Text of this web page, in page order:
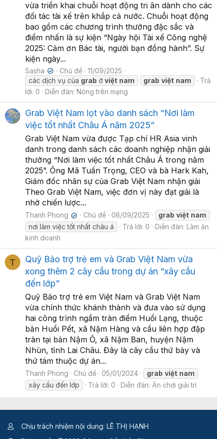
vừa triển khai chuỗi hoạt động tri ân dành cho các
đối tác tài xế trên khắp cả nước. Chuỗi hoạt động
bao gồm các chương trình thưởng đặc sắc và
điểm nhấn là sự kiện “Ngày hội Tài xế Công nghệ
2025: Cảm ơn Bác tài, người bạn đồng hành”. Sự
kiện ngày...
Sasha ✔ Chủ đề
11/09/2025
các dịch vụ của grab ở việt nam grab việt nam
Trả
lời: 0
Diễn đàn: Nóng trên mạng
Grab Việt Nam lọt vào danh sách “Nơi làm
việc tốt nhất Châu Á năm 2025”
Grab Việt Nam vừa được Tạp chí HR Asia vinh
danh trong danh sách các doanh nghiệp nhận giải
thưởng “Nơi làm việc tốt nhất Châu Á trong năm
2025”. Ông Mã Tuấn Trọng, CEO và bà Hark Kah,
Giám đốc nhân sự của Grab Việt Nam nhận giải
Theo Grab Việt Nam, việc đơn vị này đạt giải là
nhờ chiến lược...
Thanh Phong ✔ Chủ đề 08/09/2025 grab việt nam
nơi làm việc tốt nhất châu á
Trả lời: 0 Diễn đàn: Làm ăn
kinh doanh
T
Quỹ Bảo trợ trẻ em và Grab Việt Nam vừa
xong thêm 2 cây cầu trong dự án “xây cầu
đến lớp”
Quỹ Bảo trợ trẻ em Việt Nam và Grab Việt Nam
vừa chính thức khánh thành và đưa vào sử dụng
hai công trình ngầm tràn điểm Huổi Lạng, thuộc
bản Huổi Pết, xã Nậm Hàng và cầu liên hợp đập
tràn tại bản Nậm Ô, xã Nậm Ban, huyện Nậm
Nhùn, tỉnh Lai Châu. Đây là cây cầu thứ bảy và
thứ tám thuộc dự án...
Thanh Phong Chủ đề 05/01/2024 grab việt nam
xây cầu đến lớp
Trả lời: 0 Diễn đàn: Ăn chơi giải trí
Chịu trách nhiệm nội dung: LÊ THỊ HẠNH